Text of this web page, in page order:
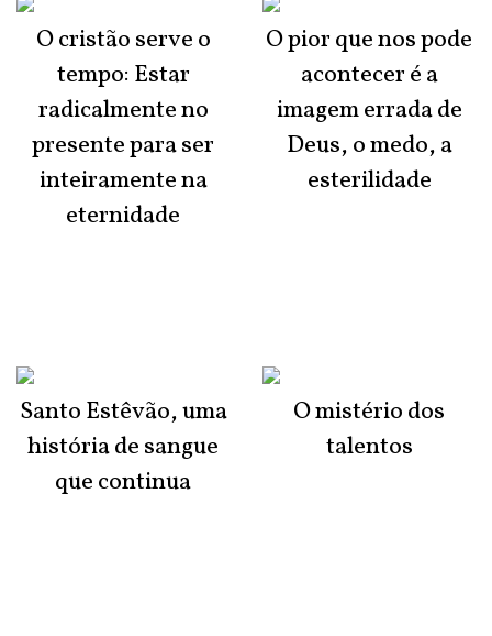
O cristão serve o
tempo: Estar
radicalmente no
presente para ser
inteiramente na
eternidade
Santo Estêvão, uma
história de sangue
que continua
O pior que nos pode
acontecer é a
imagem errada de
Deus, o medo, a
esterilidade
O mistério dos
talentos